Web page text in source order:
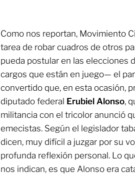
Como nos reportan, Movimiento
tarea de robar cuadros de otros
pueda postular en las elecciones
cargos que están en juego— el
convertido que, en esta ocasión,
diputado federal Erubiel Alonso,
militancia con el tricolor anunció
emecistas. Según el legislador
dicen, muy difícil a juzgar por su
profunda reflexión personal. Lo
nos indican, es que Alonso era